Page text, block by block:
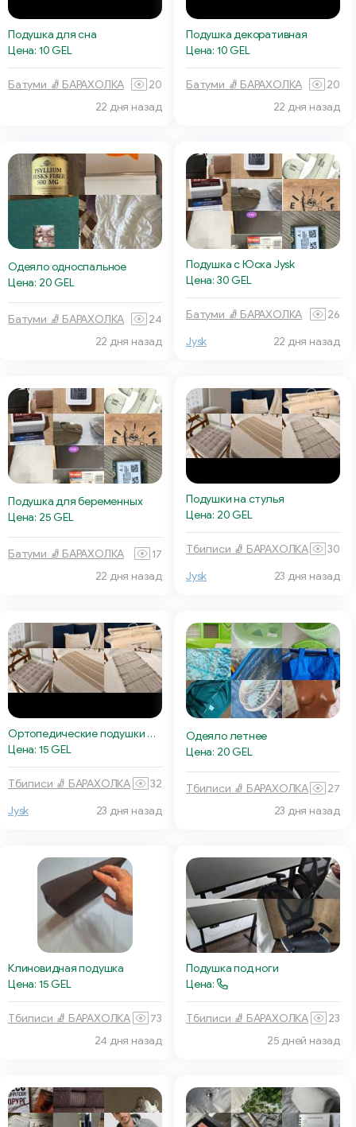
Подушка для сна
Цена: 10 GEL
Батуми 🧦 БАРАХОЛКА
20
22 дня назад
Подушка декоративная
Цена: 10 GEL
Батуми 🧦 БАРАХОЛКА
20
22 дня назад
Одеяло односпальное
Цена: 20 GEL
Батуми 🧦 БАРАХОЛКА
24
22 дня назад
Подушка с Юска Jysk
Цена: 30 GEL
Батуми 🧦 БАРАХОЛКА 26
Jysk 22 дня назад
Подушка для беременных
Цена: 25 GEL
Батуми 🧦 БАРАХОЛКА
17
22 дня назад
Подушки на стулья
Цена: 20 GEL
Тбилиси 🧦 БАРАХОЛКА 30
Jysk 23 дня назад
Ортопедические подушки Memory Foam
Цена: 15 GEL
Тбилиси 🧦 БАРАХОЛКА 32
Jysk 23 дня назад
Одеяло летнее
Цена: 20 GEL
Тбилиси 🧦 БАРАХОЛКА
27
23 дня назад
Клиновидная подушка
Цена: 15 GEL
Тбилиси 🧦 БАРАХОЛКА
73
24 дня назад
Подушка под ноги
Цена:
Тбилиси 🧦 БАРАХОЛКА
23
25 дней назад